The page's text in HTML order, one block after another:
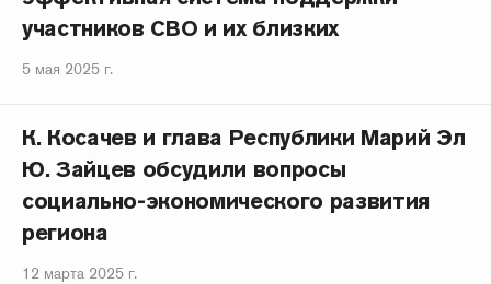
участников СВО и их близких
5 мая 2025 г.
К. Косачев и глава Республики Марий Эл
Ю. Зайцев обсудили вопросы
социально-экономического развития
региона
12 марта 2025 г.